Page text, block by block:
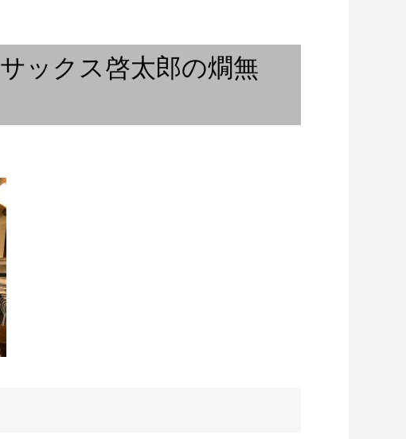
Bronx Tale
祈りと音楽『ご奉納演奏』②
パワーのピアニスト〜バン
11月 / バンコク...
サックス啓太郎の燗無